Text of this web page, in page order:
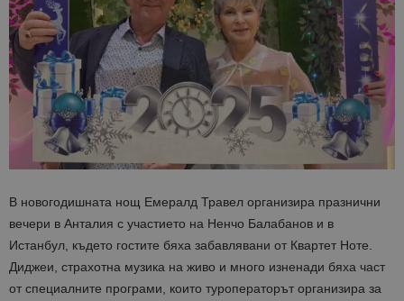
В новогодишната нощ Емералд Травел организира празнични
вечери в Анталия с участието на Ненчо Балабанов и в
Истанбул, където гостите бяха забавлявани от Квартет Ноте.
Диджеи, страхотна музика на живо и много изненади бяха част
от специалните програми, които туроператорът организира за